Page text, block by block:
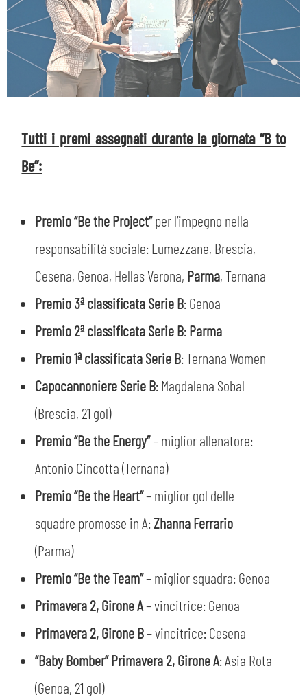
Tutti i premi assegnati durante la giornata “B to
Be”:
Premio “Be the Project”per l’impegno nella
responsabilità sociale: Lumezzane, Brescia,
Cesena, Genoa, Hellas Verona, Parma, Ternana
Premio 3ª classificata Serie B: Genoa
Premio 2ª classificata Serie B:Parma
Premio 1ª classificata Serie B: Ternana Women
Capocannoniere Serie B: Magdalena Sobal
(Brescia, 21 gol)
Premio “Be the Energy”– miglior allenatore:
Antonio Cincotta (Ternana)
Premio “Be the Heart”– miglior gol delle
squadre promosse in A:Zhanna Ferrario
(Parma)
Premio “Be the Team”– miglior squadra: Genoa
Primavera 2, Girone A– vincitrice: Genoa
Primavera 2, Girone B– vincitrice: Cesena
“Baby Bomber” Primavera 2, Girone A: Asia Rota
(Genoa, 21 gol)